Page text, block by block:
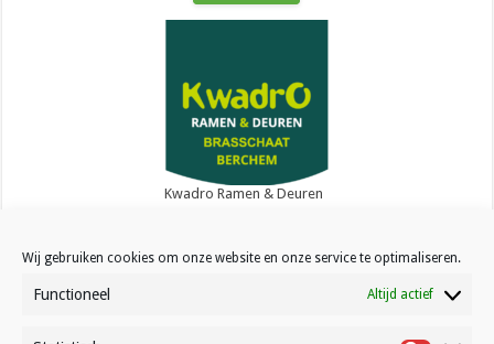
Wij gebruiken cookies om onze website en onze service te optimaliseren.
Functioneel Altijd actief
Kwadro Ramen & Deuren